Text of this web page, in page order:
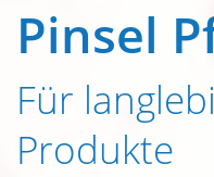
Pinsel
Für
Produkte